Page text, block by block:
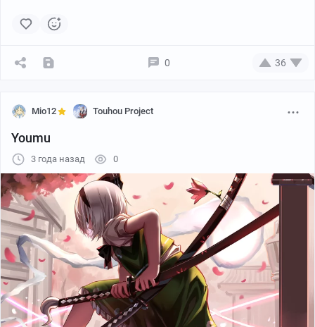
Twitter
0 36
Mio12 Touhou Project
Youmu
3 года назад 0